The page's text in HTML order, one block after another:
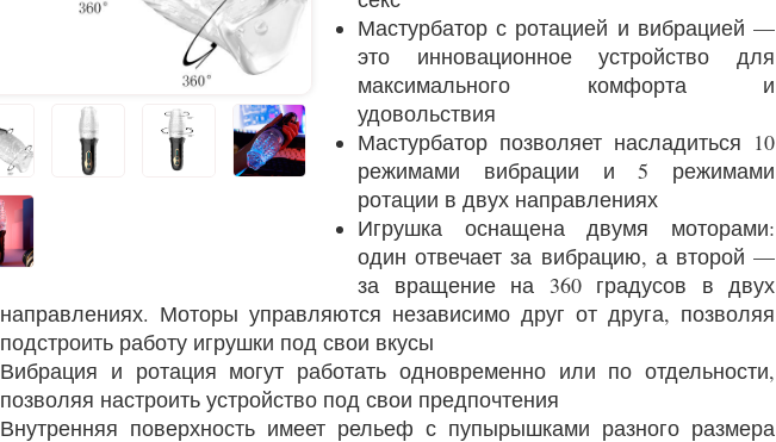
Мастурбатор с ротацией и вибрацией —
это инновационное устройство для
максимального комфорта и
удовольствия
Мастурбатор позволяет насладиться 10
режимами вибрации и 5 режимами
ротации в двух направлениях
Игрушка оснащена двумя моторами:
один отвечает за вибрацию, а второй —
за вращение на 360 градусов в двух
направлениях. Моторы управляются независимо друг от друга, позволяя
подстроить работу игрушки под свои вкусы
Вибрация и ротация могут работать одновременно или по отдельности,
позволяя настроить устройство под свои предпочтения
Внутренняя поверхность имеет рельеф с пупырышками разного размера